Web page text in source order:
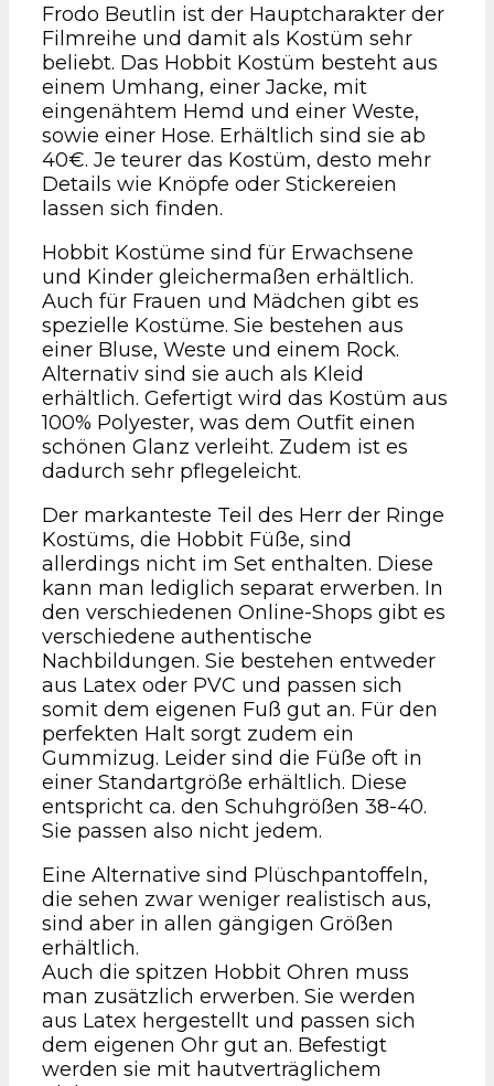
Frodo Beutlin ist der Hauptcharakter der
Filmreihe und damit als Kostüm sehr
beliebt. Das Hobbit Kostüm besteht aus
einem Umhang, einer Jacke, mit
eingenähtem Hemd und einer Weste,
sowie einer Hose. Erhältlich sind sie ab
40€. Je teurer das Kostüm, desto mehr
Details wie Knöpfe oder Stickereien
lassen sich finden.
Hobbit Kostüme sind für Erwachsene
und Kinder gleichermaßen erhältlich.
Auch für Frauen und Mädchen gibt es
spezielle Kostüme. Sie bestehen aus
einer Bluse, Weste und einem Rock.
Alternativ sind sie auch als Kleid
erhältlich. Gefertigt wird das Kostüm aus
100% Polyester, was dem Outfit einen
schönen Glanz verleiht. Zudem ist es
dadurch sehr pflegeleicht.
Der markanteste Teil des Herr der Ringe
Kostüms, die Hobbit Füße, sind
allerdings nicht im Set enthalten. Diese
kann man lediglich separat erwerben. In
den verschiedenen Online-Shops gibt es
verschiedene authentische
Nachbildungen. Sie bestehen entweder
aus Latex oder PVC und passen sich
somit dem eigenen Fuß gut an. Für den
perfekten Halt sorgt zudem ein
Gummizug. Leider sind die Füße oft in
einer Standartgröße erhältlich. Diese
entspricht ca. den Schuhgrößen 38-40.
Sie passen also nicht jedem.
Eine Alternative sind Plüschpantoffeln,
die sehen zwar weniger realistisch aus,
sind aber in allen gängigen Größen
erhältlich.
Auch die spitzen Hobbit Ohren muss
man zusätzlich erwerben. Sie werden
aus Latex hergestellt und passen sich
dem eigenen Ohr gut an. Befestigt
werden sie mit hautverträglichem